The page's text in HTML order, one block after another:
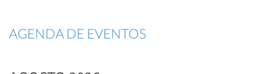
AGENDA DE EVENTOS